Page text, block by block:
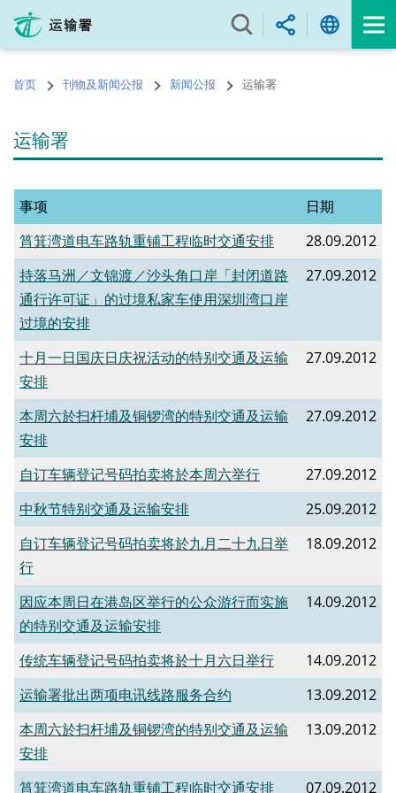
内
的首页 刊物及新闻公报 新闻公报 运输署
运输署
事项
日期
筲箕湾道电车路轨重铺工程临时交通安排
28.09.2012
持落马洲／文锦渡／沙头角口岸「封闭道路
通行许可证」的过境私家车使用深圳湾口岸
过境的安排
27.09.2012
十月一日国庆日庆祝活动的特别交通及运输
安排
27.09.2012
本周六於扫杆埔及铜锣湾的特别交通及运输
安排
27.09.2012
自订车辆登记号码拍卖将於本周六举行
27.09.2012
中秋节特别交通及运输安排
25.09.2012
自订车辆登记号码拍卖将於九月二十九日举
行
18.09.2012
因应本周日在港岛区举行的公众游行而实施
的特别交通及运输安排
14.09.2012
传统车辆登记号码拍卖将於十月六日举行
14.09.2012
运输署批出两项电讯线路服务合约
13.09.2012
本周六於扫杆埔及铜锣湾的特别交通及运输
安排
13.09.2012
筲箕湾道电车路轨重铺工程临时交通安排 07.09.2012